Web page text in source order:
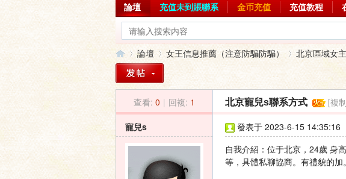
論壇 充值未到賬聯系 金币充值 充值教程
論壇
›
女王信息推薦（注意防騙防騙）
›
北京區域女
查看: 0 | 回複: 1 北京寵兒s聯系方式 [複
寵兒s 發表于 2023-6-15 14:35:16
自我介紹：位于北京，24歲 身
等，具體私聊協商。有禮貌的加。